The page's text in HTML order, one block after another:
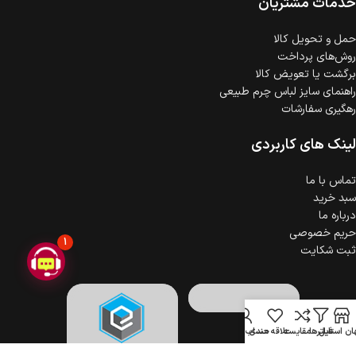
گارانتی معتبر برای تمامی محصولات ارائه می‌شود.حمل‌ و تحویل کالا
روش‌های پرداخت
برگشت یا تعویض کالا
راهنمای سایز لباس چرم طبیعی
رهگیری سفارشات
لینک های کاربردی
تماس با ما
سبد خرید
درباره ما
حریم خصوصی
ثبت شکایت
استایل
فیلترهامقایسهعلاقه مندیحساب کاربری
1